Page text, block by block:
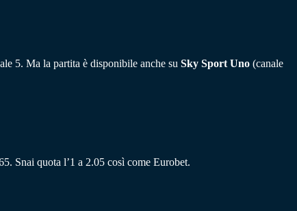
5. Ma la partita è disponibile anche su Sky Sport Uno (canale
Snai quota l’1 a 2.05 così come Eurobet.